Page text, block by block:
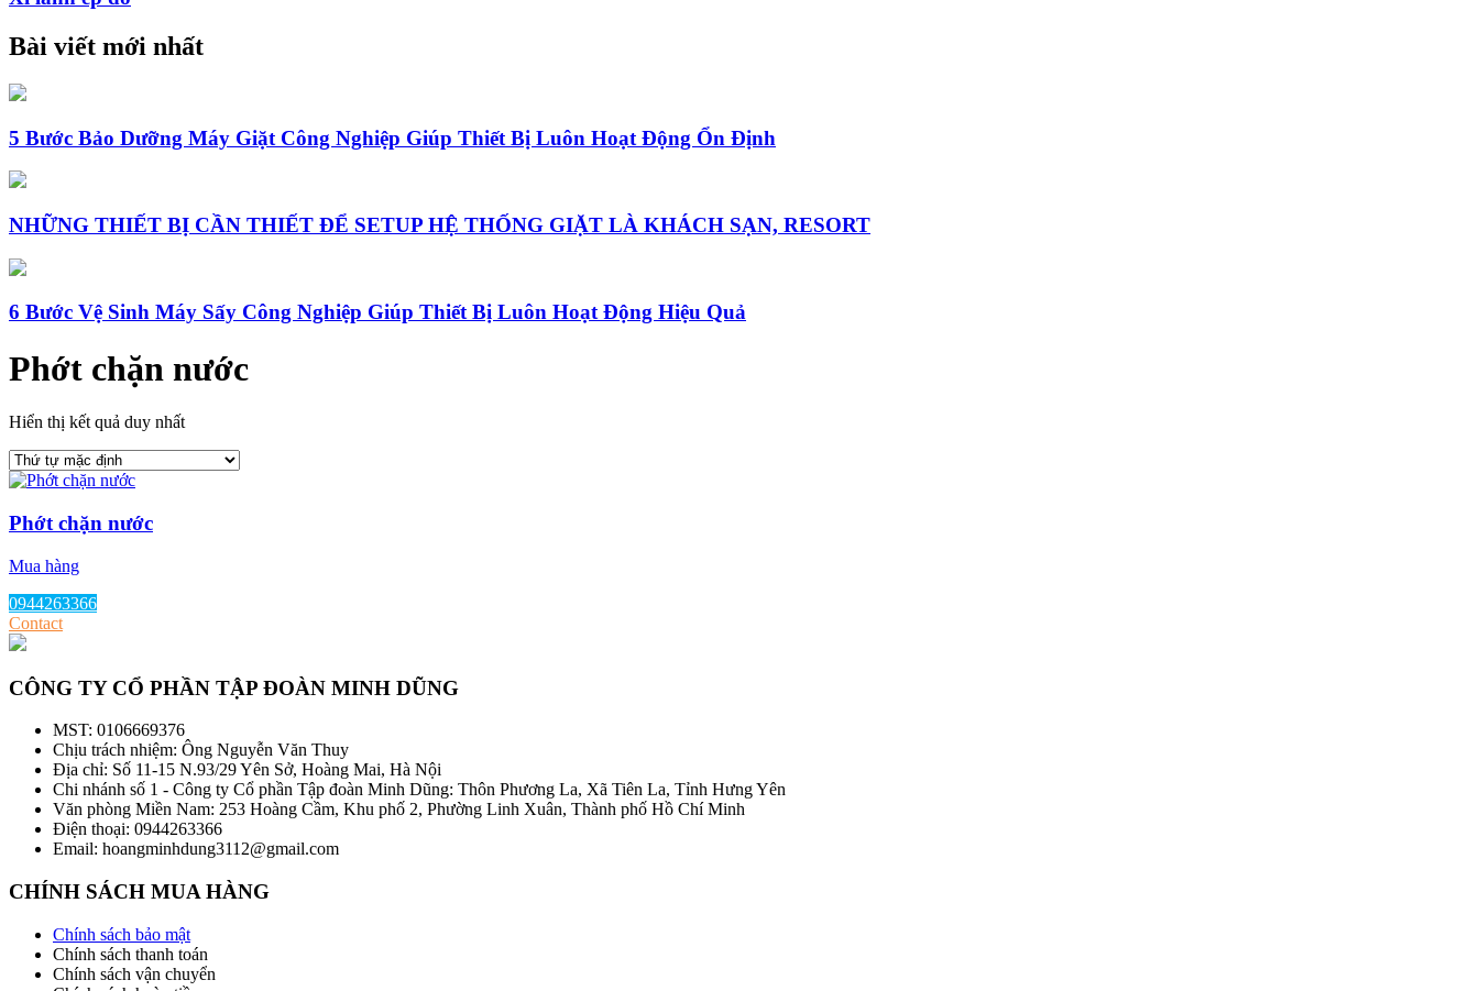
Bài viết mới nhất
5 Bước Bảo Dưỡng Máy Giặt Công Nghiệp Giúp Thiết Bị Luôn Hoạt Động Ổn Định
NHỮNG THIẾT BỊ CẦN THIẾT ĐỂ SETUP HỆ THỐNG GIẶT LÀ KHÁCH SẠN, RESORT
6 Bước Vệ Sinh Máy Sấy Công Nghiệp Giúp Thiết Bị Luôn Hoạt Động Hiệu Quả
Phớt chặn nước
Hiển thị kết quả duy nhất
Phớt chặn nước
Mua hàng
0944263366
Contact
CÔNG TY CỔ PHẦN TẬP ĐOÀN MINH DŨNG
MST: 0106669376
Chịu trách nhiệm: Ông Nguyễn Văn Thuy
Địa chỉ: Số 11-15 N.93/29 Yên Sở, Hoàng Mai, Hà Nội
Chi nhánh số 1 - Công ty Cổ phần Tập đoàn Minh Dũng: Thôn Phương La, Xã Tiên La, Tỉnh Hưng Yên
Văn phòng Miền Nam: 253 Hoàng Cầm, Khu phố 2, Phường Linh Xuân, Thành phố Hồ Chí Minh
Điện thoại: 0944263366
Email: hoangminhdung3112@gmail.com
CHÍNH SÁCH MUA HÀNG
Chính sách bảo mật
Chính sách thanh toán
Chính sách vận chuyển